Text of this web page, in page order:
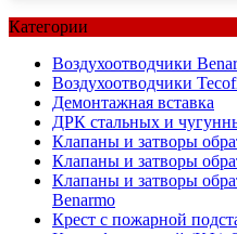
Категории
Воздухоотводчики
Воздухоотводчики
Демонтажная вставка
ДРК стальных и
Клапаны и затворы
Клапаны и затворы
Клапаны и затворы
Benarmo
Крест с пожарной